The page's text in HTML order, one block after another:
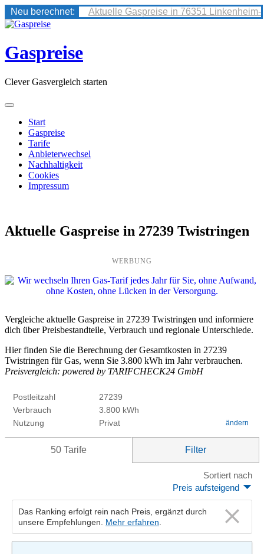
Neu berechnet:
Aktuelle Gaspreise in 76351 Linkenheim-
Skip
content
Gaspreise
Clever Gasvergleich starten
Start
Gaspreise
Tarife
Anbieterwechsel
Nachhaltigkeit
Cookies
Impressum
Aktuelle Gaspreise in 27239 Twistringen
WERBUNG
Vergleiche aktuelle Gaspreise in 27239 Twistringen und informiere
dich über Preisbestandteile, Verbrauch und regionale Unterschiede.
Hier finden Sie die Berechnung der Gesamtkosten in 27239
Twistringen für Gas, wenn Sie 3.800 kWh im Jahr verbrauchen.
Preisvergleich: powered by TARIFCHECK24 GmbH